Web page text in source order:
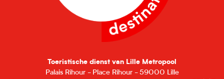
Toeristische dienst van Lille Metropool
Palais Rihour - Place Rihour - 59000 Lille